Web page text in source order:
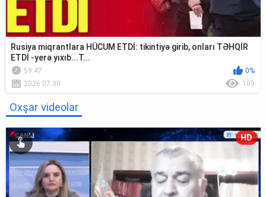
Rusiya miqrantlara HÜCUM ETDİ: tikintiyə girib, onları TƏHQİR
ETDİ -yerə yıxıb...T...
59:47
0%
2026.07.30
109
Oxşar videolar
HD